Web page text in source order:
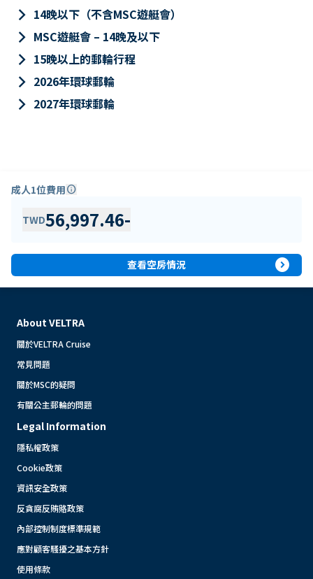
keyboard_arrow_right 14晚以下（不含MSC遊艇會）
keyboard_arrow_right MSC遊艇會 – 14晚及以下
keyboard_arrow_right 15晚以上的郵輪行程
keyboard_arrow_right 2026年環球郵輪
keyboard_arrow_right 2027年環球郵輪
成人1位費用info
TWD56,997.46-
查看空房情況 expand_circle_right
About VELTRA
關於VELTRA Cruise
常見問題
關於MSC的疑問
有關公主郵輪的問題
Legal Information
隱私權政策
Cookie政策
資訊安全政策
反貪腐反賄賂政策
內部控制制度標準規範
應對顧客騷擾之基本方針
使用條款